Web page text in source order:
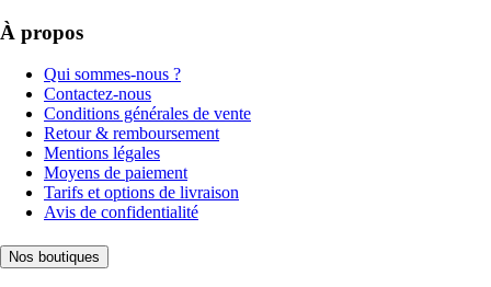
À propos
Qui sommes-nous ?
Contactez-nous
Conditions générales de vente
Retour & remboursement
Mentions légales
Moyens de paiement
Tarifs et options de livraison
Avis de confidentialité
Nos boutiques